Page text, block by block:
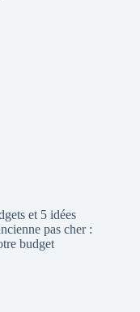
et 5 idées
pas cher :
budget